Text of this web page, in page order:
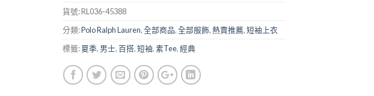
貨號:RL036-45388
分類:Polo Ralph Lauren,全部商品,全部服飾,熱賣推薦,短袖上衣
標籤:夏季, 男士,百搭,短袖,素Tee,經典